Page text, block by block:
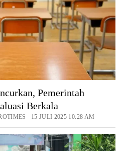
Pemerintah
Berkala
15 JULI 2025 10:28 AM